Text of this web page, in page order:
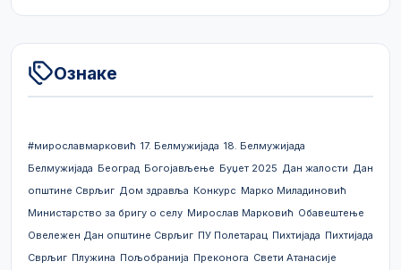
Ознаке
#мирославмарковић 17. Белмужијада 18. Белмужијада
Белмужијада Београд Богојављење Буџет 2025 Дан жалости Дан
општине Сврљиг Дом здравља Конкурс Марко Миладиновић
Министарство за бригу о селу Мирослав Марковић Обавештење
Овележен Дан општине Сврљиг ПУ Полетарац Пихтијада Пихтијада
Сврљиг Плужина Пољобранија Преконога Свети Атанасије